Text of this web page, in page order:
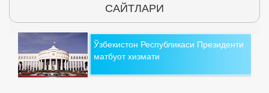
САЙТЛАРИ
Ўзбекистон Республикаси Президенти
матбуот хизмати